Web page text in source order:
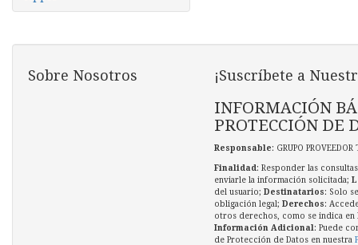
Sobre Nosotros ¡Suscríbete a
INFORMACIÓN
PROTECCIÓN DE
Responsable: GRUPO
Finalidad : Responder las
enviarle la información solicitada;
del usuario; Destinatarios: Solo
obligación legal; Derechos:
otros derechos, como se indica en
Información Adicional : Puede
de Protección de Datos en nuestra